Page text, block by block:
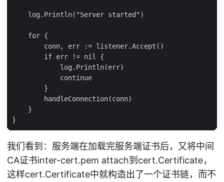
    log.Println("Server started")
    for {
        conn, err := listener.Accept()
        if err != nil {
            log.Println(err)
            continue
        }
        handleConnection(conn)
    }
我们看到：服务端在加载完服务端证书后，又将中间
CA证书inter-cert.pem attach到cert.Certificate，
这样cert.Certificate中就构造出了一个证书链，而不